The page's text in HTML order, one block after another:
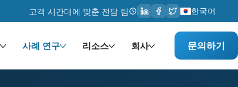
고객 시간대에 맞춘 전담 팀 한국어
사례 연구 리소스 회사 문의하기